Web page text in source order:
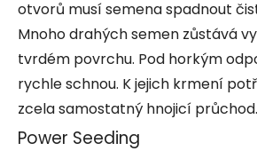
otvorů musí semena spadnout
Mnoho drahých semen zůstává
tvrdém povrchu. Pod horkým
rychle schnou. K jejich krmení
zcela samostatný hnojicí průchod.
Power Seeding